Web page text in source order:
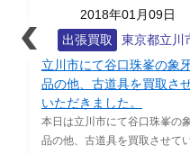
2018年01月09日
出張買取
東京都立川市
立川市にて谷口珠峯の象牙作
品の他、古道具を買取させて
いただきました。
本日は立川市にて谷口珠峯の象牙作
品の他、古道具を買取させていただ
Prev